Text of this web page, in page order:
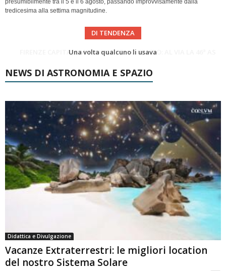
presumibilmente tra il 5 e il 6 agosto, passando improvvisamente dalla
tredicesima alla settima magnitudine.
DI TENDENZA
Cielo del Mese di Agosto 2026
NEWS DI ASTRONOMIA E SPAZIO
Didattica e Divulgazione
Vacanze Extraterrestri: le migliori location
del nostro Sistema Solare